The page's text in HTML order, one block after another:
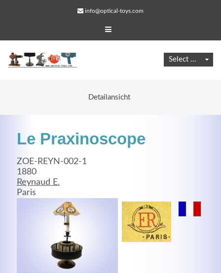
info@optical-toys.com
Detailansicht
Le Praxinoscope
ZOE-REYN-002-1
1880
Reynaud E.
Paris
Lorem ipsum dolor sit amet, consectetuer adipiscing
elit. Aenean commodo ligula eget dolor.
MEHR INFOS